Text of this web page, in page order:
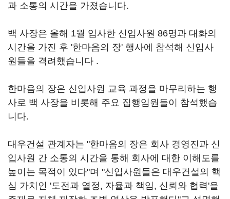
과 소통의 시간을 가졌습니다.
백 사장은 올해 1월 입사한 신입사원 86명과 대화의
시간을 가진 후 '한마음의 장' 행사에 참석해 신입사
원들을 격려했습니다 .
한마음의 장은 신입사원 교육 과정을 마무리하는 행
사로 백 사장을 비롯해 주요 집행임원들이 참석했습
니다.
대우건설 관계자는 "한마음의 장은 회사 경영진과 신
입사원 간 소통의 시간을 통해 회사에 대한 이해도를
높이는 목적이 있다"며 "신입사원들은 대우건설의 핵
심 가치인 '도전과 열정, 자율과 책임, 신뢰와 협력'을